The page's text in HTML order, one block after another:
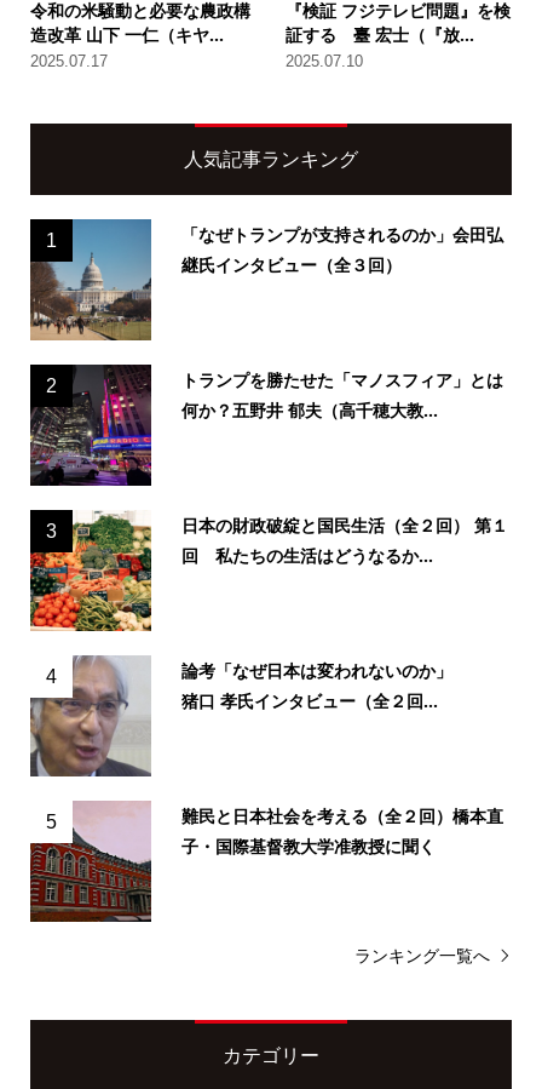
令和の米騒動と必要な農政構
造改革 山下 一仁（キヤ...
2025.07.17
『検証 フジテレビ問題』を検
証する 臺 宏士（『放...
2025.07.10
人気記事ランキング
1
「なぜトランプが支持されるのか」会田弘
継氏インタビュー（全３回）
2
トランプを勝たせた「マノスフィア」とは
何か？五野井 郁夫（高千穂大教...
3
日本の財政破綻と国民生活（全２回） 第１
回 私たちの生活はどうなるか...
4
論考「なぜ日本は変われないのか」
猪口 孝氏インタビュー（全２回...
5
難民と日本社会を考える（全２回）橋本直
子・国際基督教大学准教授に聞く
ランキング一覧へ
カテゴリー